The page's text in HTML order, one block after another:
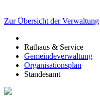
Zur Übersicht der Verwaltung
Rathaus & Service
Gemeindeverwaltung
Organisationsplan
Standesamt